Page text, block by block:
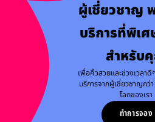
ผู้เชี่ยวชาญ
บริการที่พิเศ
สำหรับ
เพื่อคิ้วสวยและช่วงเวลา
บริการจากผู้เชี่ยวชาญกว่
โลกของเรา​
ทำการจอง